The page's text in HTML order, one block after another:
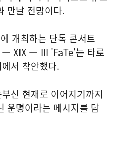
만날 전망이다.
개최하는 단독 콘서트
— XIX — III 'FaTe'는 타로
서 착안했다.
신 현재로 이어지기까지
운명이라는 메시지를 담